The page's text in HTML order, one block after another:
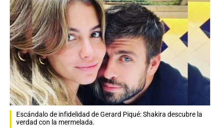
Escándalo de infidelidad de Gerard Piqué: Shakira descubre la
verdad con la mermelada.